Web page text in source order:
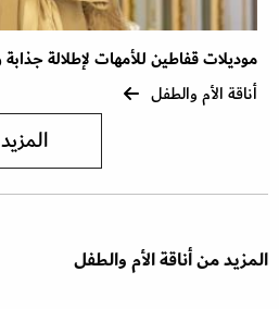
موديلات قفاطين للأمهات لإطلالة
أناقة الأم والطفل
المزيد
المزيد من أناقة الأم والطفل